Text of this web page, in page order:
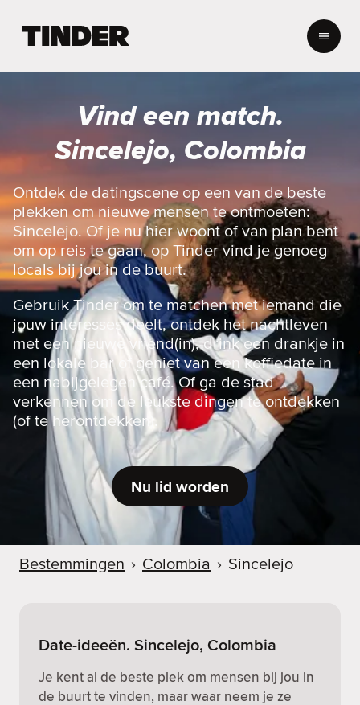
r
o
m
e
p
a
g
i
n
a
Vind een match.
Sincelejo, Colombia
Ontdek de datingscene op een van de beste
plekken om nieuwe mensen te ontmoeten:
Sincelejo. Of je nu hier woont of van plan bent
om op reis te gaan, op Tinder vind je genoeg
locals bij jou in de buurt.
Gebruik Tinder om te matchen met iemand die
jouw interesses deelt, ontdek het nachtleven
met een nieuwe vriend(in), drink een drankje in
een lokale bar of geniet van een koffiedate in
een nabijgelegen café. Of ga de stad
verkennen om de leukste dingen te ontdekken
(of te herontdekken).
Nu lid worden
Bestemmingen › Colombia › Sincelejo
Date-ideeën. Sincelejo, Colombia
Je kent al de beste plek om mensen bij jou in
de buurt te vinden, maar waar neem je ze